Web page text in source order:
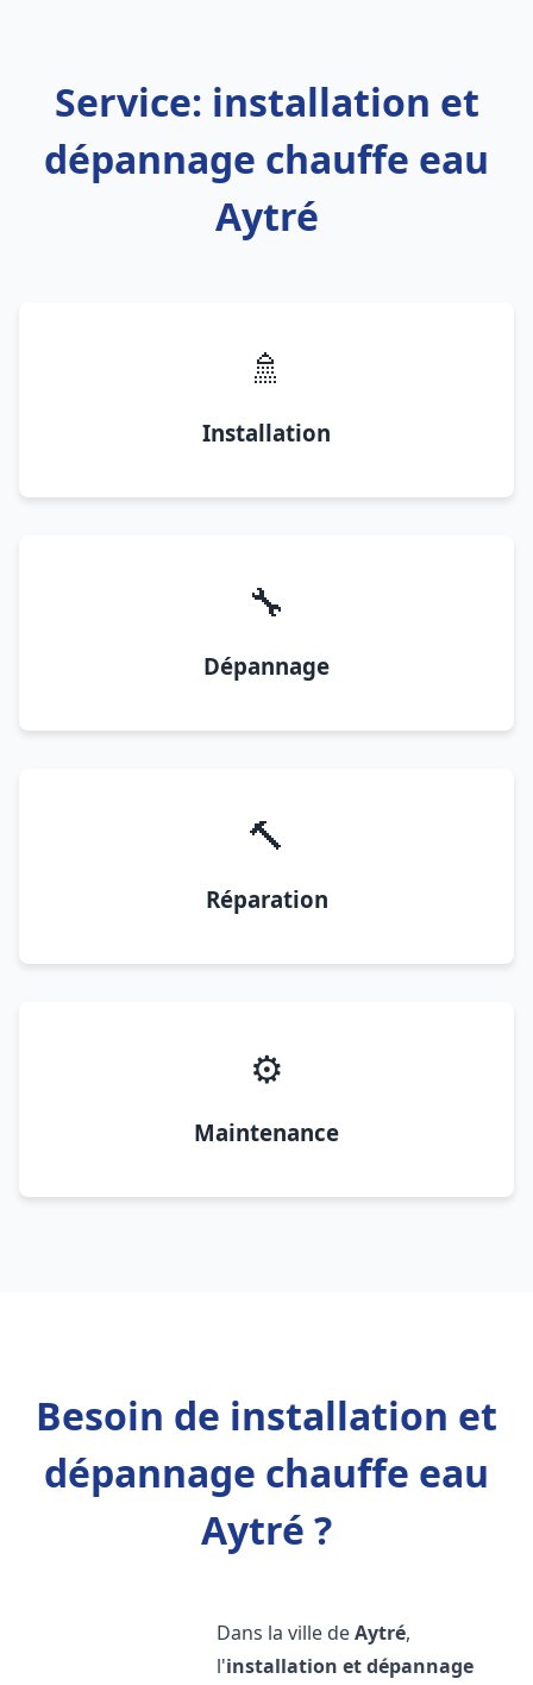
Service: installation et
dépannage chauffe eau
Aytré
🚿
Installation
🔧
Dépannage
🔨
Réparation
⚙️
Maintenance
Besoin de installation et
dépannage chauffe eau
Aytré ?
Dans la ville deAytré,
l'installation et dépannage